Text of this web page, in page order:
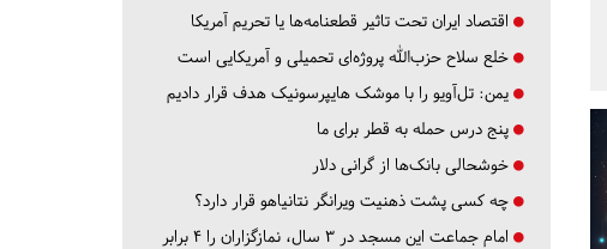
اقتصاد ایران تحت تاثیر قطعنامه‌ها یا تحریم‌ آمریکا
خلع سلاح حزب‌الله پروژه‌ای تحمیلی و آمریکایی است
یمن: تل‌آویو را با موشک هایپرسونیک هدف قرار دادیم
پنج درس‌ حمله به قطر برای ما
خوشحالی بانک‌ها از گرانی دلار
چه کسی پشت ذهنیت ویرانگر نتانیاهو قرار دارد؟
امام جماعت این مسجد در ۳ سال، نمازگزاران را ۴ برابر